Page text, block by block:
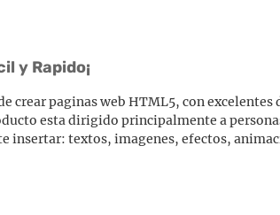
y Rapido¡
crear paginas web HTML5, con excelentes
esta dirigido principalmente a
insertar: textos, imagenes, efectos,